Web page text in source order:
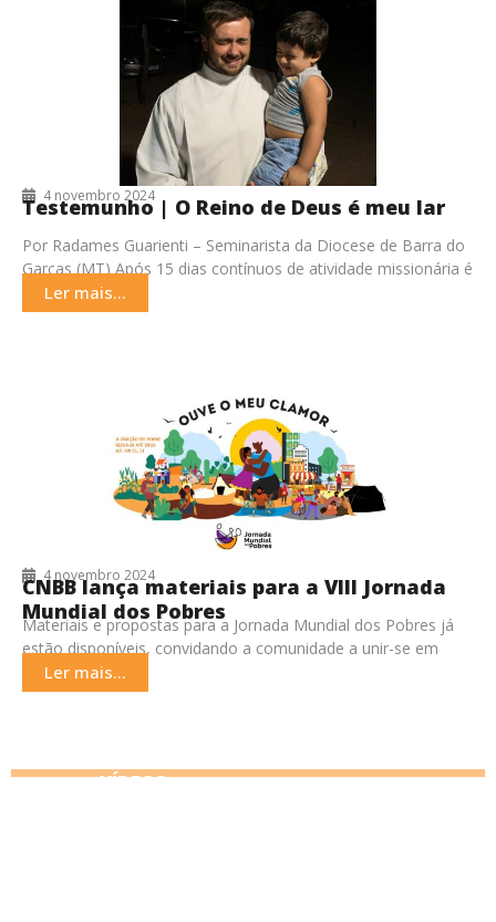
4 novembro 2024
Testemunho | O Reino de Deus é meu lar
Por Radames Guarienti – Seminarista da Diocese de Barra do
Garças (MT) Após 15 dias contínuos de atividade missionária é
o que ressoa no
Ler mais...
4 novembro 2024
CNBB lança materiais para a VIII Jornada
Mundial dos Pobres
Materiais e propostas para a Jornada Mundial dos Pobres já
estão disponíveis, convidando a comunidade a unir-se em
solidariedade aos mais vulneráveis. A Conferência
Ler mais...
VÍDEOS